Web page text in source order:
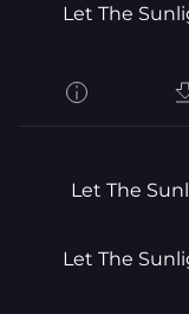
Let The
Let The
Let The